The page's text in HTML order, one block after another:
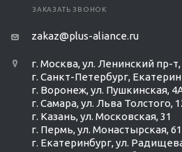
ЗАКАЗАТЬ ЗВОНОК
zakaz@plus-aliance.ru
г. Москва, ул. Ленинский пр-т,
г. Санкт-Петербург,
г. Воронеж, ул. Пушкинская,
г. Самара, ул. Льва Толстого,
г. Казань, ул. Московская, 31
г. Пермь, ул. Монастырская, 61
г. Екатеринбург, ул.